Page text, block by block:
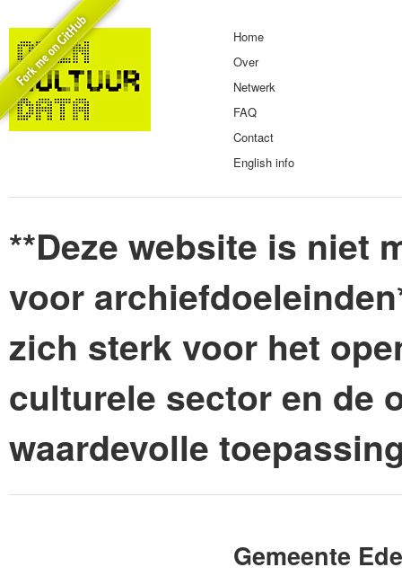
Home
Over
Netwerk
FAQ
Contact
English info
**Deze website is niet
voor
zich sterk voor het
culturele sector en de
waardevolle
Gemeente